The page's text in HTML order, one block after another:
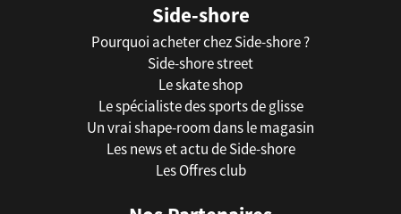
Side-shore
Pourquoi acheter chez Side-shore ?
Side-shore street
Le skate shop
Le spécialiste des sports de glisse
Un vrai shape-room dans le magasin
Les news et actu de Side-shore
Les Offres club